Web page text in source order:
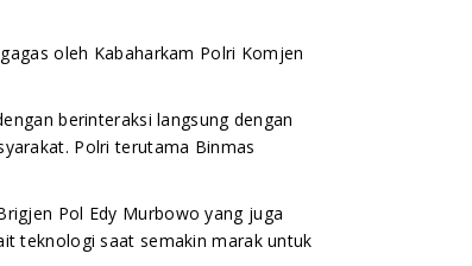
oleh Kabaharkam Polri Komjen
berinteraksi langsung dengan
Polri terutama Binmas
Pol Edy Murbowo yang juga
teknologi saat semakin marak untuk